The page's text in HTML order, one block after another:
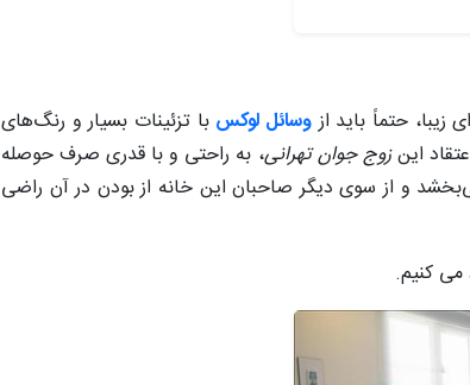
زیبا، حتماً باید ازوسائل لوکس با تزئینات بسیار و رنگ‌های
اینزوج جوان تهرانی، به راحتی و با قدری صرف حوصله
و از سوی دیگر صاحبان این خانه از بودن در آن راضی
می کنیم.